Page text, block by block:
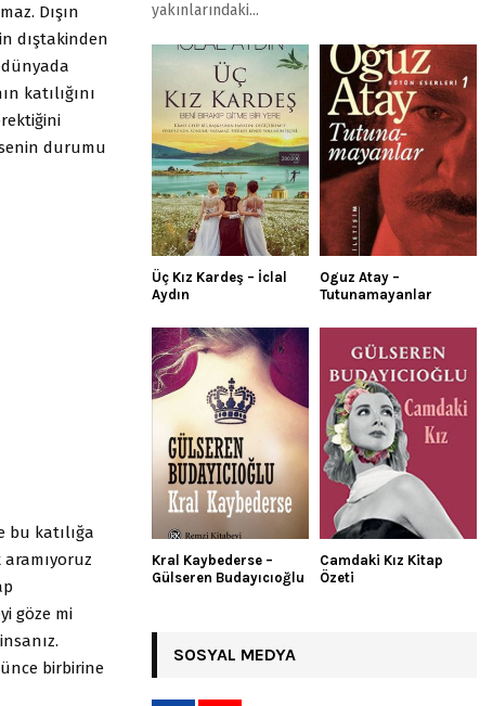
Dışın
dıştakinden
katılığını
durumu
bu katılığa
göze mi
birbirine
yakınlarındaki...
Üç Kız Kardeş – İclal
Aydın
Oguz Atay –
Tutunamayanlar
Kral Kaybederse –
Gülseren Budayıcıoğlu
Camdaki Kız Kitap
Özeti
SOSYAL MEDYA